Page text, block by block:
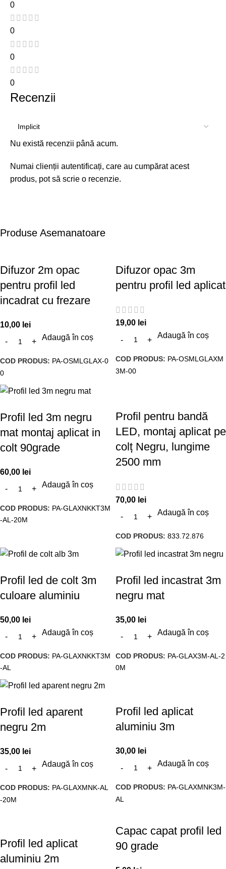
0
0
0
0
Recenzii
Nu există recenzii până acum.
Numai clienții autentificați, care au cumpărat acest
produs, pot să scrie o recenzie.
Produse Asemanatoare
Difuzor 2m opac
pentru profil led
incadrat cu frezare
10,00 lei
Adaugă în coș
COD PRODUS: PA-OSMLGLAX-0
0
Difuzor opac 3m
pentru profil led aplicat
19,00 lei
Adaugă în coș
COD PRODUS: PA-OSMLGLAXM
3M-00
Profil led 3m negru
mat montaj aplicat in
colt 90grade
60,00 lei
Adaugă în coș
COD PRODUS: PA-GLAXNKKT3M
-AL-20M
Profil pentru bandă
LED, montaj aplicat pe
colț Negru, lungime
2500 mm
70,00 lei
Adaugă în coș
COD PRODUS: 833.72.876
Profil led de colt 3m
culoare aluminiu
50,00 lei
Adaugă în coș
COD PRODUS: PA-GLAXNKKT3M
-AL
Profil led incastrat 3m
negru mat
35,00 lei
Adaugă în coș
COD PRODUS: PA-GLAX3M-AL-2
0M
Profil led aparent
negru 2m
35,00 lei
Adaugă în coș
COD PRODUS: PA-GLAXMNK-AL
-20M
Profil led aplicat
aluminiu 3m
30,00 lei
Adaugă în coș
COD PRODUS: PA-GLAXMNK3M-
AL
Profil led aplicat
aluminiu 2m
Capac capat profil led
90 grade